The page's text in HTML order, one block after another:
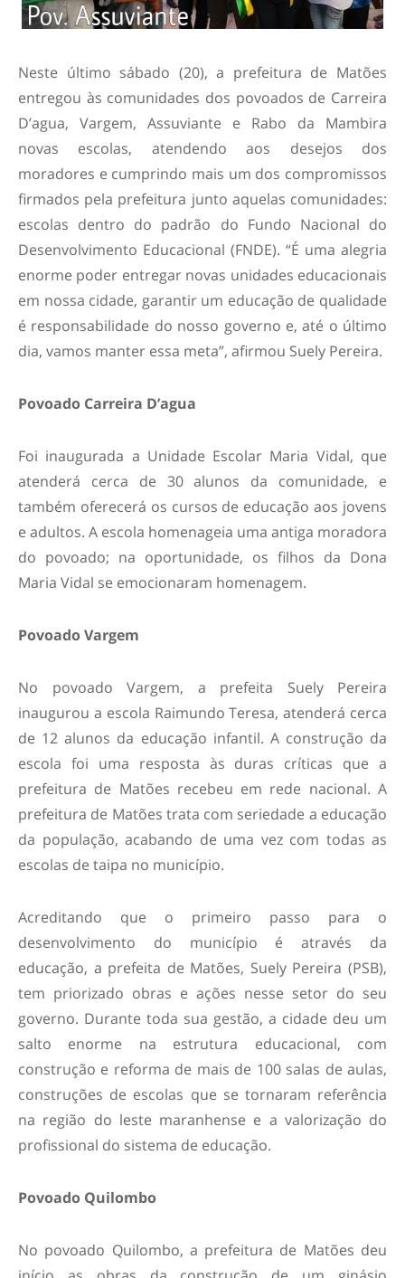
Neste último sábado (20), a prefeitura de Matões
entregou às comunidades dos povoados de Carreira
D’agua, Vargem, Assuviante e Rabo da Mambira
novas escolas, atendendo aos desejos dos
moradores e cumprindo mais um dos compromissos
firmados pela prefeitura junto aquelas comunidades:
escolas dentro do padrão do Fundo Nacional do
Desenvolvimento Educacional (FNDE). “É uma alegria
enorme poder entregar novas unidades educacionais
em nossa cidade, garantir um educação de qualidade
é responsabilidade do nosso governo e, até o último
dia, vamos manter essa meta”, afirmou Suely Pereira.
Povoado Carreira D’agua
Foi inaugurada a Unidade Escolar Maria Vidal, que
atenderá cerca de 30 alunos da comunidade, e
também oferecerá os cursos de educação aos jovens
e adultos. A escola homenageia uma antiga moradora
do povoado; na oportunidade, os filhos da Dona
Maria Vidal se emocionaram homenagem.
Povoado Vargem
No povoado Vargem, a prefeita Suely Pereira
inaugurou a escola Raimundo Teresa, atenderá cerca
de 12 alunos da educação infantil. A construção da
escola foi uma resposta às duras críticas que a
prefeitura de Matões recebeu em rede nacional. A
prefeitura de Matões trata com seriedade a educação
da população, acabando de uma vez com todas as
escolas de taipa no município.
Acreditando que o primeiro passo para o
desenvolvimento do município é através da
educação, a prefeita de Matões, Suely Pereira (PSB),
tem priorizado obras e ações nesse setor do seu
governo. Durante toda sua gestão, a cidade deu um
salto enorme na estrutura educacional, com
construção e reforma de mais de 100 salas de aulas,
construções de escolas que se tornaram referência
na região do leste maranhense e a valorização do
profissional do sistema de educação.
Povoado Quilombo
No povoado Quilombo, a prefeitura de Matões deu